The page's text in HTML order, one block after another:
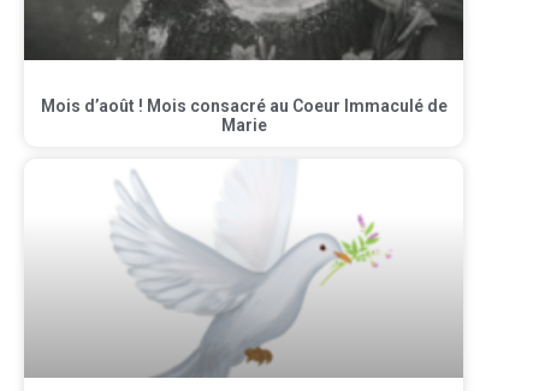
Mois d’août ! Mois consacré au Coeur Immaculé de
Marie